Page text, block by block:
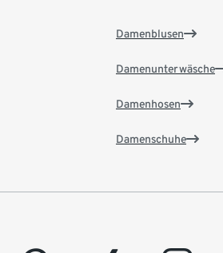
Damenblusen
Damenunterwäsche
Damenhosen
Damenschuhe